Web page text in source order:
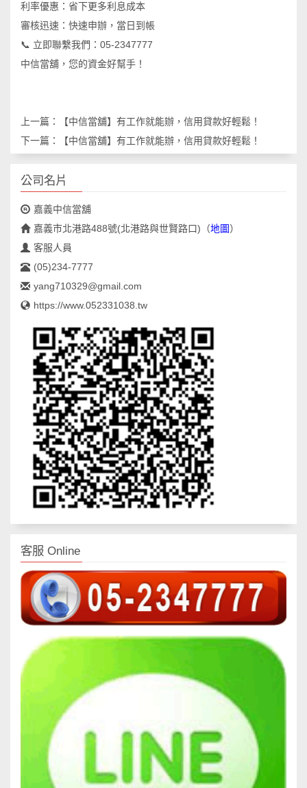
利率優惠：省下更多利息成本
審核迅速：快速申辦，當日到帳
📞 立即聯繫我們：05-2347777
中信當舖，您的資金好幫手！
上一篇：
【中信當舖】有工作就能辦，信用貸款好輕鬆！
下一篇：
【中信當舖】有工作就能辦，信用貸款好輕鬆！
公司名片
嘉義中信當舖
嘉義市北港路488號(北港路與世賢路口) （地圖）
客服人員
(05)234-7777
yang710329@gmail.com
https://www.052331038.tw
客服 Online